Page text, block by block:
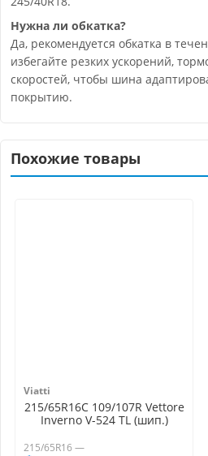
Нужна ли обкатка?
Да, рекомендуется обкатка в
избегайте резких ускорений,
скоростей, чтобы шина
покрытию.
Похожие товары
Viatti
215/65R16C 109/107R Vettore
Inverno V-524 TL (шип.)
215/65R16 —